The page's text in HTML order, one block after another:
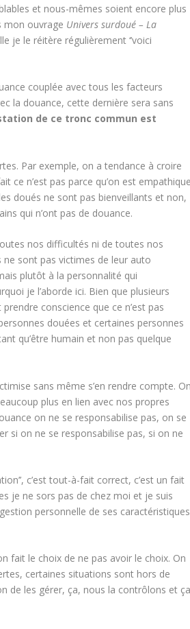
et nous-mêmes soient encore plus
mon ouvrage Univers surdoué – La
je le réitère régulièrement ‘’voici
couplée avec tous les facteurs
la douance, cette dernière sera sans
de ce tronc commun est
Par exemple, on a tendance à croire
ce n’est pas parce qu’on est empathique
doués ne sont pas bienveillants et non,
qui n’ont pas de douance.
nos difficultés ni de toutes nos
sont pas victimes de leur auto
plutôt à la personnalité qui
je l’aborde ici. Bien que plusieurs
conscience que ce n’est pas
douées et certaines personnes
qu’être humain et non pas quelque
sans même s’en rendre compte. On
plus en lien avec nos propres
on ne se responsabilise pas, on se
si on ne se responsabilise pas, si on ne
c’est tout-à-fait correct, c’est un fait
je ne sors pas de chez moi et je suis
gestion personnelle de ses caractéristiques
fait le choix de ne pas avoir le choix. On
certaines situations sont hors de
de les gérer, ça, nous la contrôlons et ça